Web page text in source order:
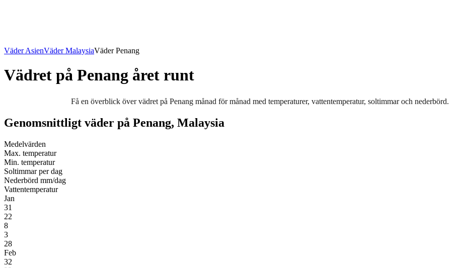
Väder AsienVäder MalaysiaVäder Penang
Vädret på Penang året runt
Få en överblick över vädret på Penang månad för månad med temperaturer, vattentemperatur, soltimmar och nederbörd.
Genomsnittligt väder på Penang, Malaysia
Medel­värden
Max. temperatur
Min. temperatur
Soltimmar per dag
Nederbörd mm/dag
Vatten­temperatur
Jan
31
22
8
3
28
Feb
32